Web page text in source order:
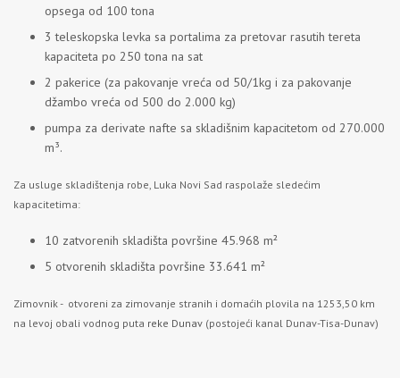
opsega od 100 tona
3 teleskopska levka sa portalima za pretovar rasutih tereta
kapaciteta po 250 tona na sat
2 pakerice (za pakovanje vreća od 50/1kg i za pakovanje
džambo vreća od 500 do 2.000 kg)
pumpa za derivate nafte sa skladišnim kapacitetom od 270.000
m³.
Za usluge skladištenja robe, Luka Novi Sad raspolaže sledećim
kapacitetima:
10 zatvorenih skladišta površine 45.968 m²
5 otvorenih skladišta površine 33.641 m²
Zimovnik - otvoreni za zimovanje stranih i domaćih plovila na 1253,50 km
na levoj obali vodnog puta reke Dunav (postojeći kanal Dunav-Tisa-Dunav)